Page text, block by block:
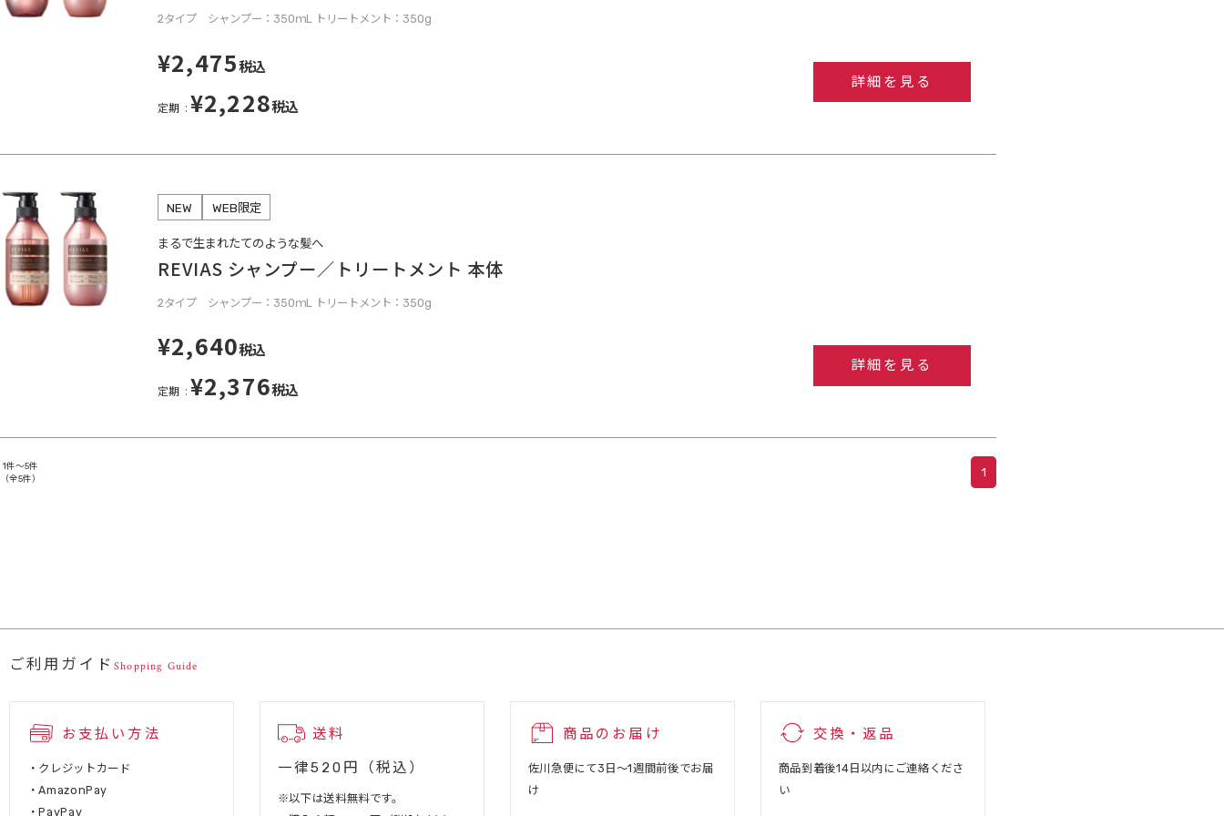
2タイプ シャンプー：350ｍL トリートメント：350g
¥2,475税込
定期 ¥2,228税込
詳細を見る
NEW WEB限定
まるで生まれたてのような髪へ
REVIAS シャンプー／トリートメント 本体
2タイプ シャンプー：350ｍL トリートメント：350g
¥2,640税込
定期 ¥2,376税込
詳細を見る
1件～5件
（全5件）
1
ご利用ガイドShopping Guide
お支払い方法
・クレジットカード
・AmazonPay
・PayPay
送料
一律520円（税込）
※以下は送料無料です。
商品のお届け
佐川急便にて3日～1週間前後でお届
け
交換・返品
商品到着後14日以内にご連絡くださ
い